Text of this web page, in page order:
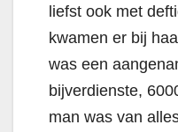
liefst ook met
kwamen er bij
was een
bijverdienste,
man was van